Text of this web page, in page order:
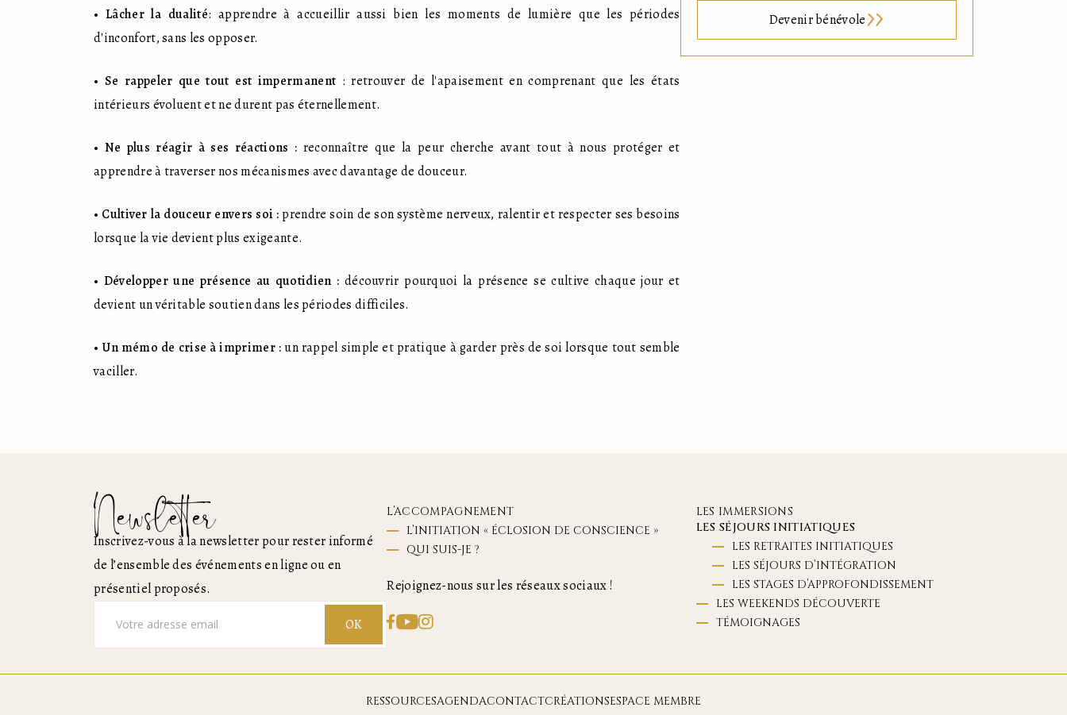
• Lâcher la dualité: apprendre à accueillir aussi bien les moments de lumière que les périodes
d'inconfort, sans les opposer.
• Se rappeler que tout est impermanent : retrouver de l'apaisement en comprenant que les états
intérieurs évoluent et ne durent pas éternellement.
• Ne plus réagir à ses réactions : reconnaître que la peur cherche avant tout à nous protéger et
apprendre à traverser nos mécanismes avec davantage de douceur.
• Cultiver la douceur envers soi : prendre soin de son système nerveux, ralentir et respecter ses besoins
lorsque la vie devient plus exigeante.
• Développer une présence au quotidien : découvrir pourquoi la présence se cultive chaque jour et
devient un véritable soutien dans les périodes difficiles.
• Un mémo de crise à imprimer : un rappel simple et pratique à garder près de soi lorsque tout semble
vaciller.
Devenir bénévole
Newsletter
Inscrivez-vous à la newsletter pour rester informé
de l’ensemble des événements en ligne ou en
présentiel proposés.
OK
L’ACCOMPAGNEMENT
L’INITIATION « ÉCLOSION DE CONSCIENCE »
QUI SUIS-JE ?
Rejoignez-nous sur les réseaux sociaux !
LES IMMERSIONS
LES SÉJOURS INITIATIQUES
LES RETRAITES INITIATIQUES
LES SÉJOURS D’INTÉGRATION
LES STAGES D’APPROFONDISSEMENT
LES WEEKENDS DÉCOUVERTE
TÉMOIGNAGES
RESSOURCESAGENDACONTACTCRÉATIONSESPACE MEMBRE